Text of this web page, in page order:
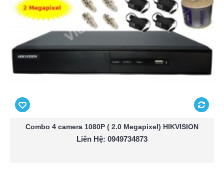
Combo 4 camera 1080P ( 2.0 Megapixel) HIKVISION
Liên Hệ: 0949734873